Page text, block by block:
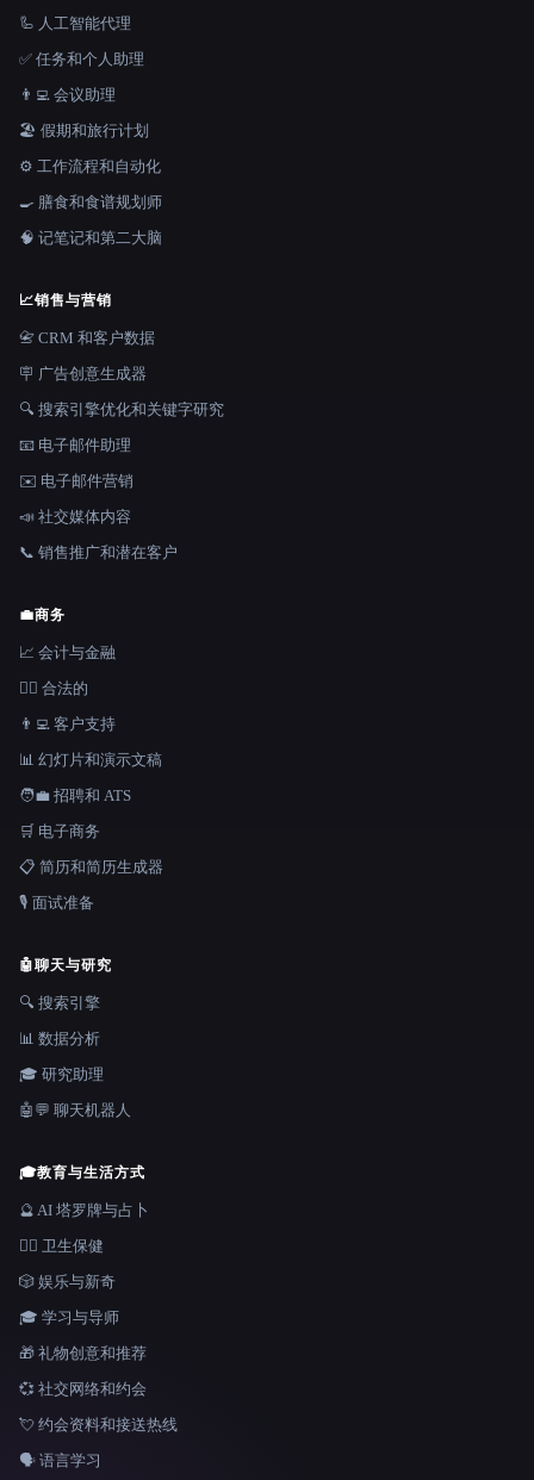
🦾 人工智能代理
✅ 任务和个人助理
👨‍💻 会议助理
🏖 假期和旅行计划
⚙️ 工作流程和自动化
🍳 膳食和食谱规划师
🧠 记笔记和第二大脑
📈销售与营销
📇 CRM 和客户数据
🪧 广告创意生成器
🔍 搜索引擎优化和关键字研究
📧 电子邮件助理
✉️ 电子邮件营销
📣 社交媒体内容
📞 销售推广和潜在客户
💼商务
📈 会计与金融
👩‍⚖️ 合法的
👨‍💻 客户支持
📊 幻灯片和演示文稿
🧑‍💼 招聘和 ATS
🛒 电子商务
📋 简历和简历生成器
🎙️ 面试准备
🤖聊天与研究
🔍 搜索引擎
📊 数据分析
🎓 研究助理
🤖💬 聊天机器人
🎓教育与生活方式
🔮 AI 塔罗牌与占卜
👩‍⚕️ 卫生保健
🎲 娱乐与新奇
🎓 学习与导师
🎁 礼物创意和推荐
💞 社交网络和约会
💘 约会资料和接送热线
🗣️ 语言学习